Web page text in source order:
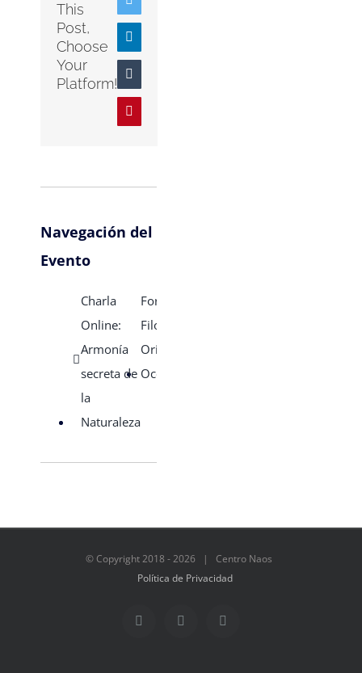
This
Post,
Choose
Your
Platform!
Navegación del
Evento
Charla
Online:
Armonía
secreta de
la
Naturaleza
Foro de
Filosofía de
Oriente para
Occidentales
© Copyright 2018 -2026 | Centro Naos
Política de Privacidad
Facebook Twitter